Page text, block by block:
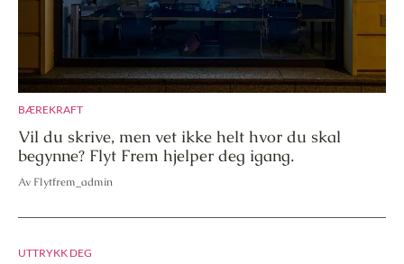
BÆREKRAFT
Vil du skrive, men vet ikke helt hvor du skal
begynne? Flyt Frem hjelper deg igang.
Av Flytfrem_admin
UTTRYKK DEG